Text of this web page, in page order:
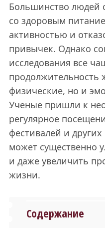
Большинство людей
со здоровым
активностью и
привычек. Однако
исследования все
продолжительность
физические, но и
Ученые пришли к
регулярное
фестивалей и
может существенно
и даже увеличить
жизни.
Содержание